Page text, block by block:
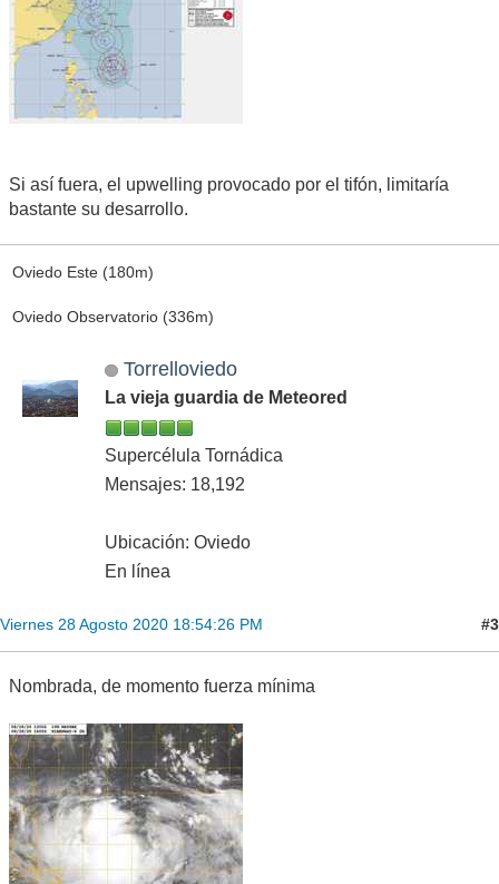
Si así fuera, el upwelling provocado por el tifón, limitaría
bastante su desarrollo.
Oviedo Este (180m)
Oviedo Observatorio (336m)
Torrelloviedo
La vieja guardia de Meteored
Supercélula Tornádica
Mensajes: 18,192
Ubicación: Oviedo
En línea
Viernes 28 Agosto 2020 18:54:26 PM #3
Nombrada, de momento fuerza mínima